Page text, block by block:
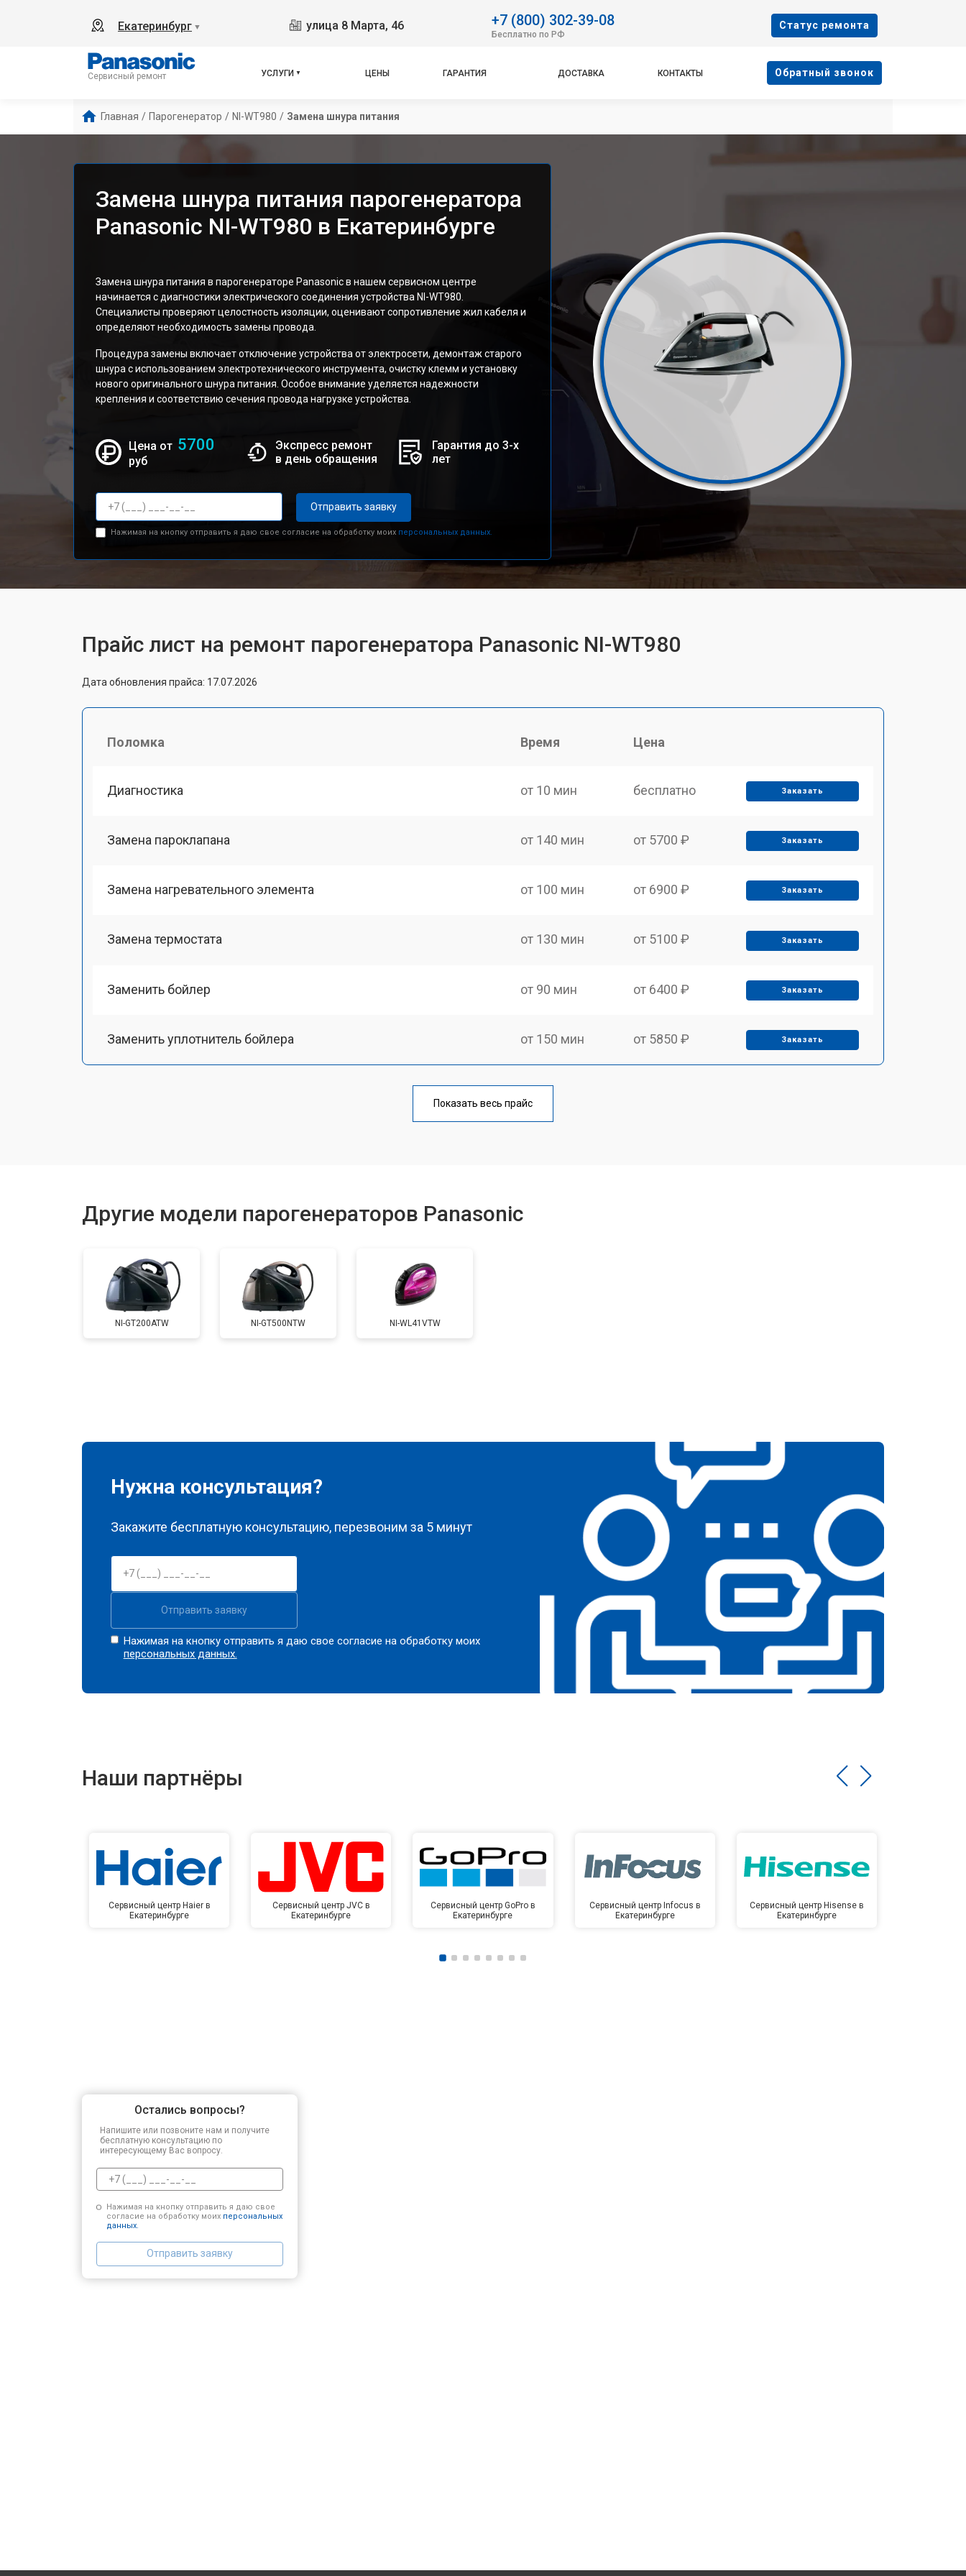
Екатеринбург ▼ улица 8 Марта, 46 +7 (800) 302-39-08
Бесплатно по РФ
Cтатус ремонта
Сервисный ремонт УСЛУГИ ЦЕНЫ ГАРАНТИЯ ДОСТАВКА КОНТАКТЫ Oбратный звонок
Главная / Парогенератор / NI-WT980 / Замена шнура питания
Замена шнура питания парогенератора
Panasonic NI-WT980 в Екатеринбурге
Замена шнура питания в парогенераторе Panasonic в нашем сервисном центре
начинается с диагностики электрического соединения устройства NI-WT980.
Специалисты проверяют целостность изоляции, оценивают сопротивление жил кабеля и
определяют необходимость замены провода.
Процедура замены включает отключение устройства от электросети, демонтаж старого
шнура с использованием электротехнического инструмента, очистку клемм и установку
нового оригинального шнура питания. Особое внимание уделяется надежности
крепления и соответствию сечения провода нагрузке устройства.
Цена от 5700
руб
Экспресс ремонт
в день обращения
Гарантия до 3-х
лет
Отправить заявку
Нажимая на кнопку отправить я даю свое согласие на обработку моих персональных данных.
Прайс лист на ремонт парогенератора Panasonic NI-WT980
Дата обновления прайса: 17.07.2026
Поломка Время Цена
Диагностика от 10 мин бесплатно Заказать
Замена пароклапана от 140 мин от 5700 ₽ Заказать
Замена нагревательного элемента от 100 мин от 6900 ₽ Заказать
Замена термостата от 130 мин от 5100 ₽ Заказать
Заменить бойлер от 90 мин от 6400 ₽ Заказать
Заменить уплотнитель бойлера от 150 мин от 5850 ₽ Заказать
от 70 мин
Очистка подошвы утюга
Корпусный ремонт (замена резинок, креплений, кнопок)
Показать весь прайс
Другие модели парогенераторов Panasonic
NI-GT200ATW NI-GT500NTW NI-WL41VTW
Нужна консультация?
Закажите бесплатную консультацию, перезвоним за 5 минут
Отправить заявку
Нажимая на кнопку отправить я даю свое согласие на обработку моих
персональных данных.
Наши партнёры
Сервисный центр Haier в
Екатеринбурге
Сервисный центр JVC в
Екатеринбурге
Сервисный центр GoPro в
Екатеринбурге
Сервисный центр Infocus в
Екатеринбурге
Сервисный центр Hisense в
Екатеринбурге
Остались вопросы?
Напишите или позвоните нам и получите
бесплатную консультацию по
интересующему Вас вопросу.
Нажимая на кнопку отправить я даю свое
согласие на обработку моих персональных
данных.
Отправить заявку